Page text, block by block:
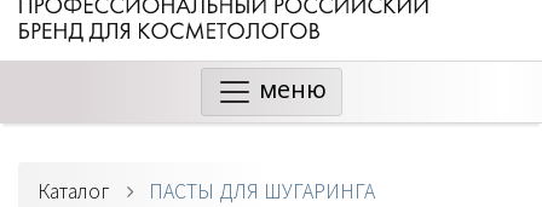
меню
Каталог ПАСТЫ ДЛЯ ШУГАРИНГА